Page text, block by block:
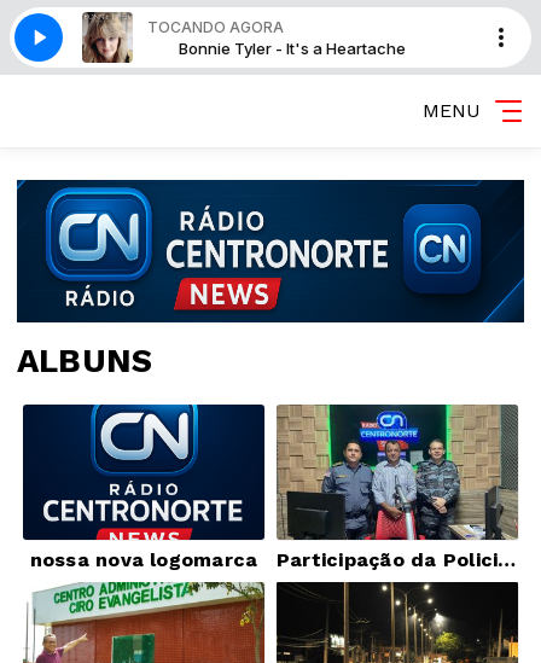
TOCANDO AGORA
Bonnie Tyler - It's a Heartache
MENU
ALBUNS
nossa nova logomarca Participação da Policia Militar n a Rádio FM Centronorte de Presidente Dutra